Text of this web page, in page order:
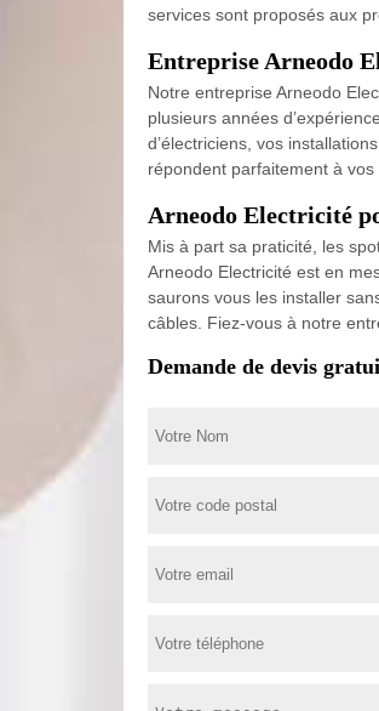
services sont proposés aux
Entreprise Arneodo
Notre entreprise Arneodo
plusieurs années
d’électriciens, vos
répondent parfaitement à
Arneodo Electricité
Mis à part sa praticité, les
Arneodo Electricité est en
saurons vous les installer
câbles. Fiez-vous à notre
Demande de devis